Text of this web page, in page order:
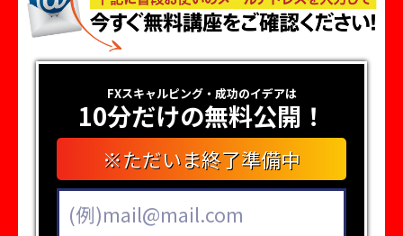
FXスキャルピング・成功のイデアは
10分だけの無料公開！
※ただいま終了準備中